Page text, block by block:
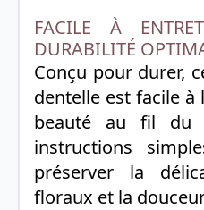
FACILE À
DURABILITÉ
Conçu pour durer,
dentelle est facile à
beauté au fil du
instructions
préserver la
floraux et la